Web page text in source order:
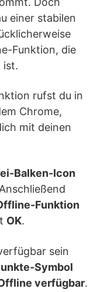
einer stabilen
Funktion, die
ist.
rufst du in
Chrome,
mit deinen
Balken-Icon
Anschließend
Funktion
OK.
sein
Symbol
verfügbar.